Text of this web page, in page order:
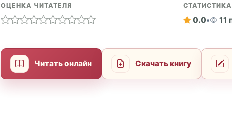
ОЦЕНКА ЧИТАТЕЛЯ СТАТИСТИКА
0.0• 11
Читать онлайн Скачать книгу